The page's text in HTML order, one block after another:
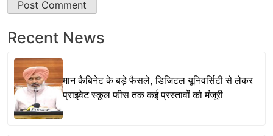
Recent News
मान कैबिनेट के बड़े फैसले, डिजिटल यूनिवर्सिटी से लेकर
प्राइवेट स्कूल फीस तक कई प्रस्तावों को मंजूरी